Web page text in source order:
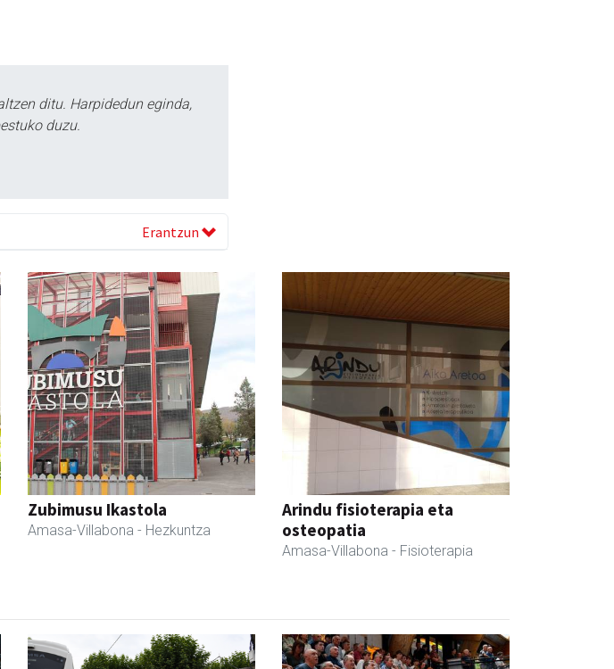
ditu. Harpidedun eginda,
duzu.
Erantzun
Zubimusu Ikastola
Amasa-Villabona - Hezkuntza
Arindu fisioterapia eta
osteopatia
Amasa-Villabona - Fisioterapia